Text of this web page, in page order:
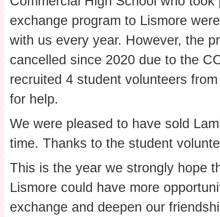
exchange program to Lismore
with us every year. However, the
cancelled since 2020 due to the
recruited 4 student volunteers
for help.
We were pleased to have sold
time. Thanks to the student
This is the year we strongly hope
Lismore could have more
exchange and deepen our